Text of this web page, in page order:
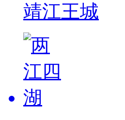
靖江王城